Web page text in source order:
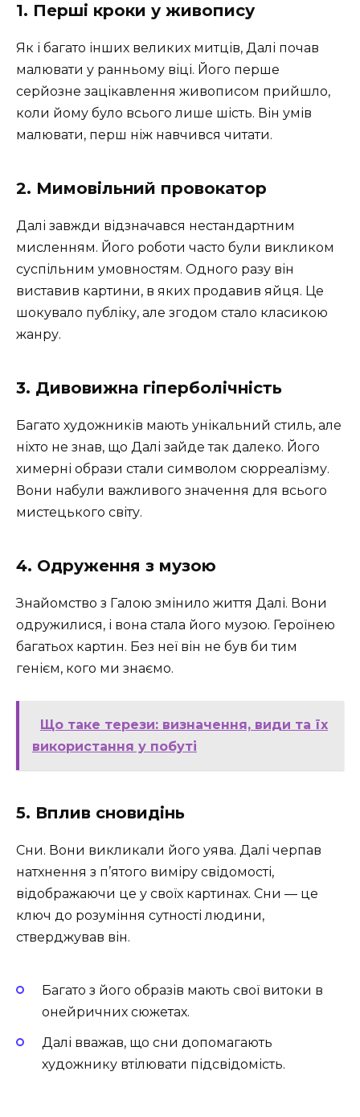
1. Перші кроки у живопису
Як і багато інших великих митців, Далі почав
малювати у ранньому віці. Його перше
серйозне зацікавлення живописом прийшло,
коли йому було всього лише шість. Він умів
малювати, перш ніж навчився читати.
2. Мимовільний провокатор
Далі завжди відзначався нестандартним
мисленням. Його роботи часто були викликом
суспільним умовностям. Одного разу він
виставив картини, в яких продавив яйця. Це
шокувало публіку, але згодом стало класикою
жанру.
3. Дивовижна гіперболічність
Багато художників мають унікальний стиль, але
ніхто не знав, що Далі зайде так далеко. Його
химерні образи стали символом сюрреалізму.
Вони набули важливого значення для всього
мистецького світу.
4. Одруження з музою
Знайомство з Галою змінило життя Далі. Вони
одружилися, і вона стала його музою. Героїнею
багатьох картин. Без неї він не був би тим
генієм, кого ми знаємо.
Що таке терези: визначення, види та їх
використання у побуті
5. Вплив сновидінь
Сни. Вони викликали його уява. Далі черпав
натхнення з п’ятого виміру свідомості,
відображаючи це у своїх картинах. Сни — це
ключ до розуміння сутності людини,
стверджував він.
Багато з його образів мають свої витоки в
онейричних сюжетах.
Далі вважав, що сни допомагають
художнику втілювати підсвідомість.